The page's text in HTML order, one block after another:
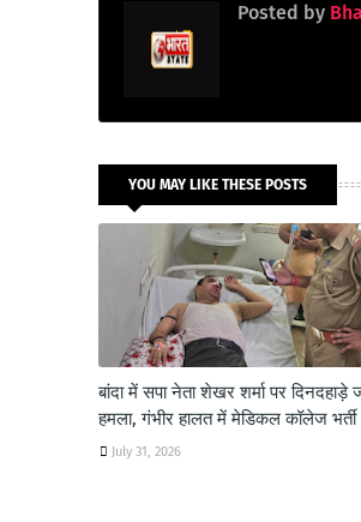
Posted by
YOU MAY LIKE THESE POSTS
बांदा में सपा नेता शेखर शर्मा पर दिनदहाड़े
हमला, गंभीर हालत में मेडिकल कॉलेज भर्ती
July 31, 2026